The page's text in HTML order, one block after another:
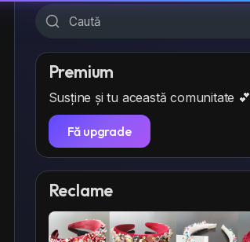
Premium
Susține și tu această comunitate 💕
Fă upgrade
Reclame